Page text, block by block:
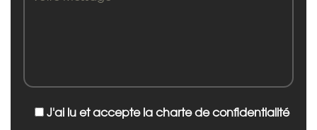
J'ai lu et accepte la charte de confidentialité